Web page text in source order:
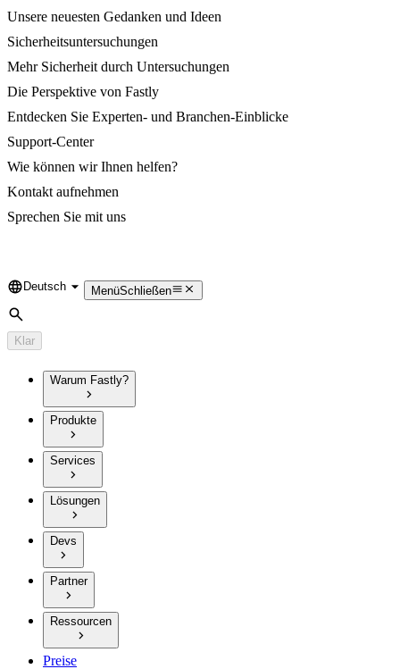
Unsere neuesten Gedanken und Ideen
Sicherheitsuntersuchungen
Mehr Sicherheit durch Untersuchungen
Die Perspektive von Fastly
Entdecken Sie Experten- und Branchen-Einblicke
Support-Center
Wie können wir Ihnen helfen?
Kontakt aufnehmen
Sprechen Sie mit uns
Language
Deutsch MenüSchließen
Suche
Klar
Warum Fastly?
Produkte
Services
Lösungen
Devs
Partner
Ressourcen
Preise